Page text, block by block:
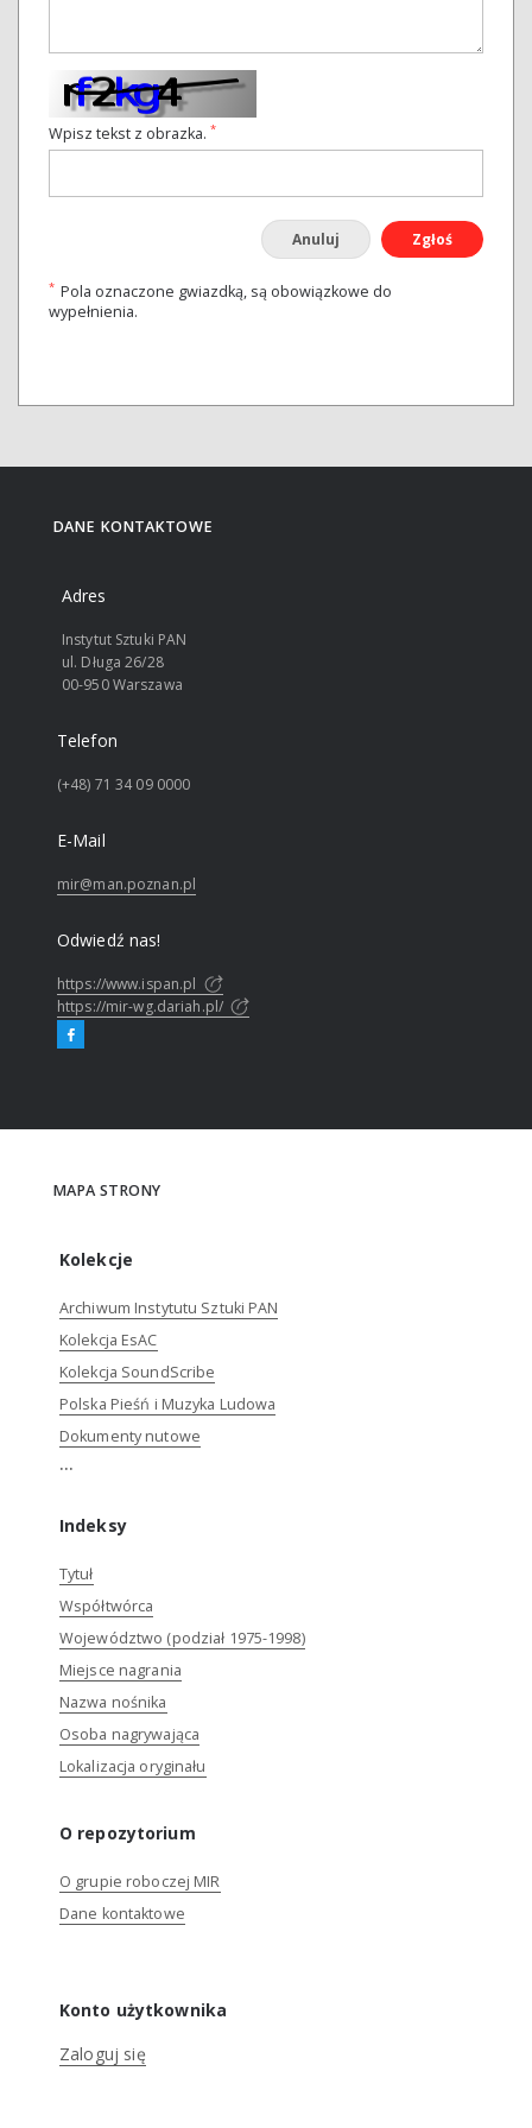
Wpisz tekst z obrazka. *
Anuluj Zgłoś
* Pola oznaczone gwiazdką, są obowiązkowe do
wypełnienia.
DANE KONTAKTOWE
Adres
Instytut Sztuki PAN
ul. Długa 26/28
00-950 Warszawa
Telefon
(+48) 71 34 09 0000
E-Mail
mir@man.poznan.pl
Odwiedź nas!
https://www.ispan.pl
https://mir-wg.dariah.pl/
MAPA STRONY
Kolekcje
Archiwum Instytutu Sztuki PAN
Kolekcja EsAC
Kolekcja SoundScribe
Polska Pieśń i Muzyka Ludowa
Dokumenty nutowe
...
Indeksy
Tytuł
Współtwórca
Województwo (podział 1975-1998)
Miejsce nagrania
Nazwa nośnika
Osoba nagrywająca
Lokalizacja oryginału
O repozytorium
O grupie roboczej MIR
Dane kontaktowe
Konto użytkownika
Zaloguj się